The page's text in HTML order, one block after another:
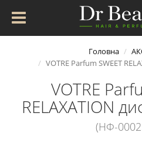
Головна
VOTRE Parfum SWEET
VOTRE
RELAXATION
(НФ-